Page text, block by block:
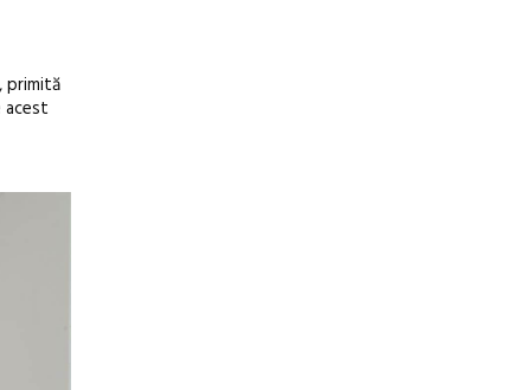
primită
acest